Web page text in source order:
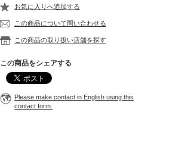
お気に入りへ追加する
この商品について問い合わせる
この商品の取り扱い店舗を探す
この商品をシェアする
Please make contact in English using this
contact form.